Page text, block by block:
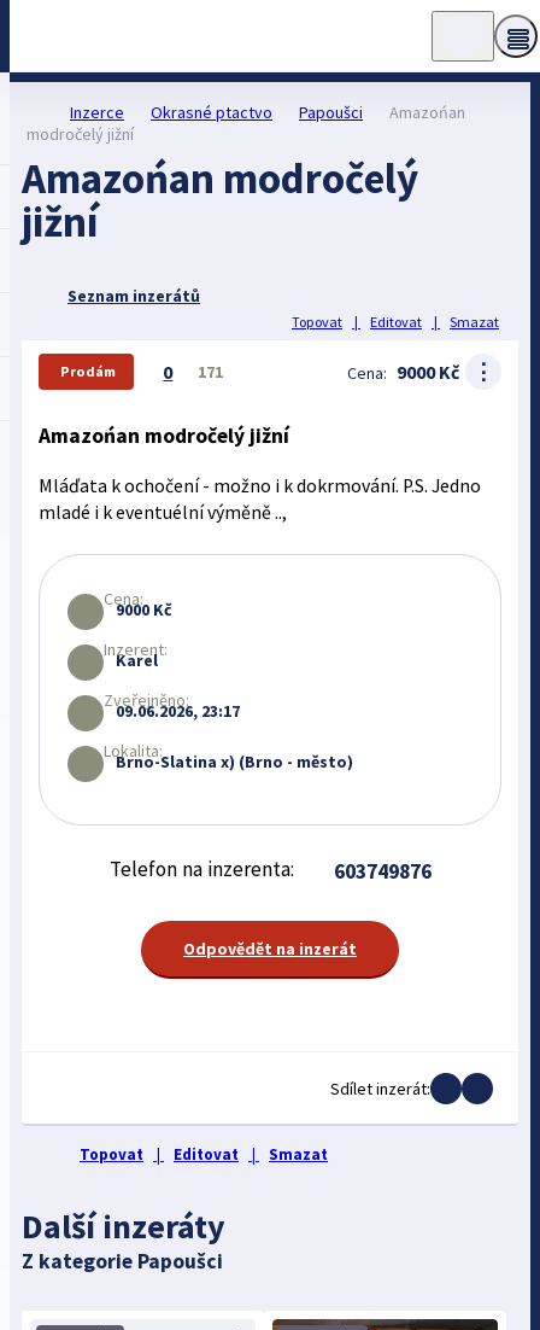
Inzerce Okrasné ptactvo Papoušci
Amazońan
modročelý jižní
Amazońan modročelý
jižní
Seznam inzerátů
Topovat | Editovat | Smazat
Prodám 0 171 Cena: 9000 Kč ⋮
Amazońan modročelý jižní
Mláďata k ochočení - možno i k dokrmování. P.S. Jedno
mladé i k eventuélní výměně ..,
Cena:
9000 Kč
Inzerent:
Karel
Zveřejněno:
09.06.2026, 23:17
Lokalita:
Brno-Slatina x) (Brno - město)
Telefon na inzerenta: 603749876
Odpovědět na inzerát
Sdílet inzerát:
Topovat | Editovat | Smazat
Další inzeráty
Z kategorie Papoušci